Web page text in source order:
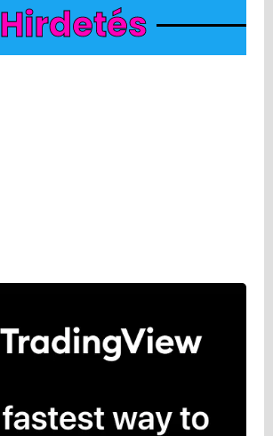
Hirdetés